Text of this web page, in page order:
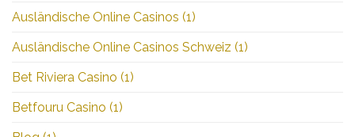
Ausländische Online Casinos (1)
Ausländische Online Casinos Schweiz (1)
Bet Riviera Casino (1)
Betfouru Casino (1)